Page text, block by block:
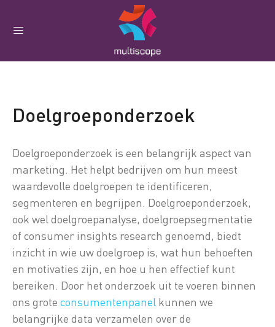
Doelgroeponderzoek
Doelgroeponderzoek is een belangrijk aspect van
marketing. Het helpt bedrijven om hun meest
waardevolle doelgroepen te identificeren,
segmenteren en begrijpen. Doelgroeponderzoek,
ook wel doelgroepanalyse, doelgroepsegmentatie
of consumer insights research genoemd, biedt
inzicht in wie uw doelgroep is, wat hun behoeften
en motivaties zijn, en hoe u hen effectief kunt
bereiken. Door het onderzoek uit te voeren binnen
ons grote consumentenpanel kunnen we
belangrijke data verzamelen over de